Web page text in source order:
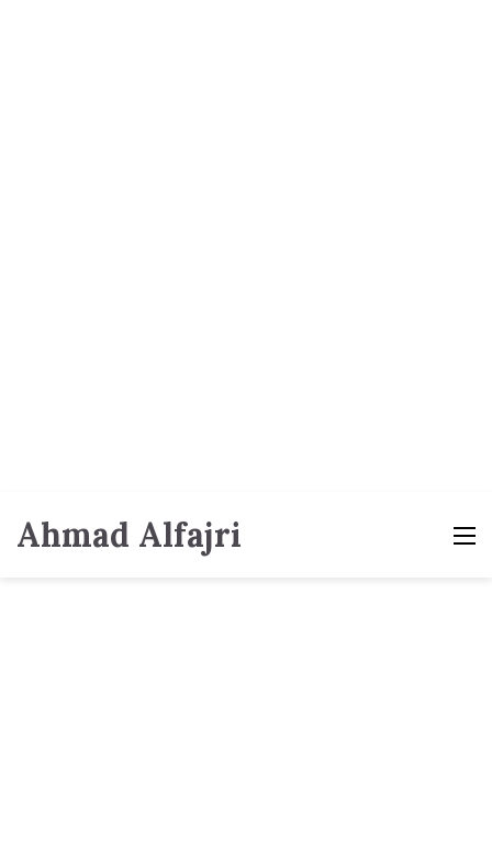
Ahmad Alfajri